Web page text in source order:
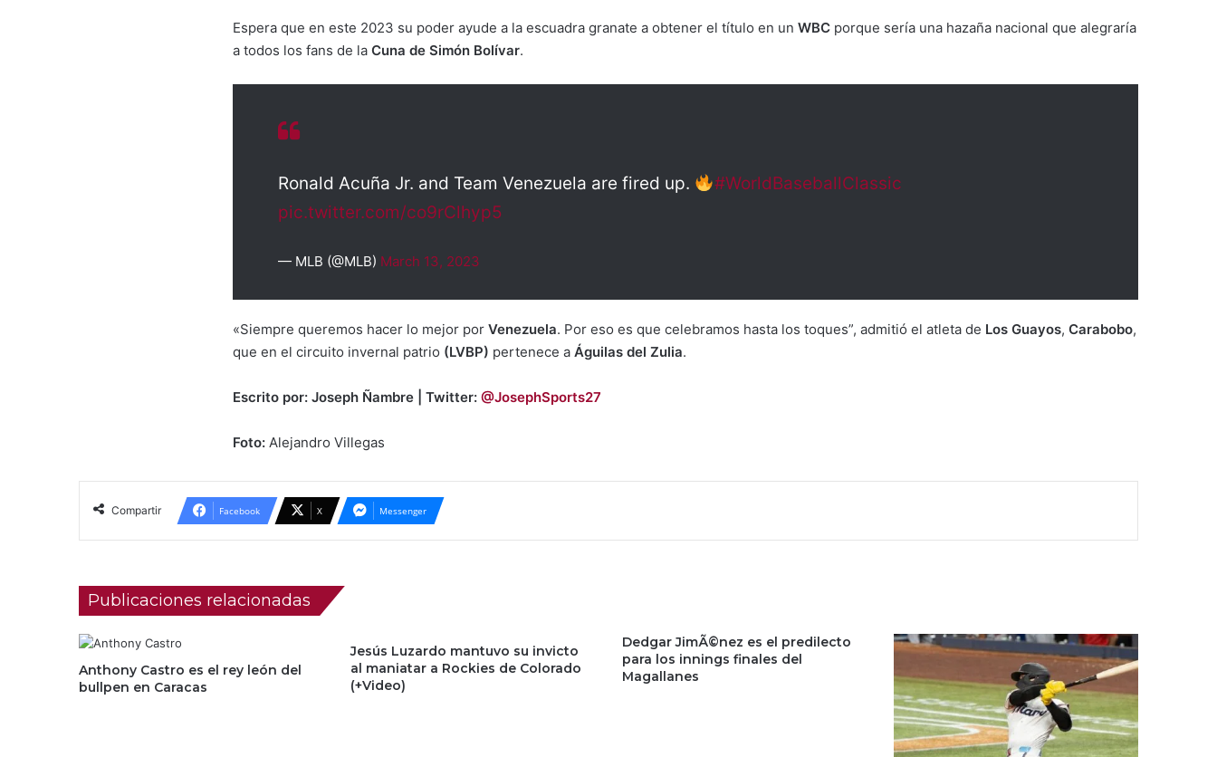
Espera que en este 2023 su poder ayude a la escuadra granate a obtener el título en un WBC porque sería una hazaña nacional que alegraría
a todos los fans de la Cuna de Simón Bolívar.
Ronald Acuña Jr. and Team Venezuela are fired up.
#WorldBaseballClassic
pic.twitter.com/co9rClhyp5
— MLB (@MLB) March 13, 2023
«Siempre queremos hacer lo mejor por Venezuela. Por eso es que celebramos hasta los toques”, admitió el atleta de Los Guayos, Carabobo,
que en el circuito invernal patrio (LVBP) pertenece a Águilas del Zulia.
Escrito por: Joseph Ñambre | Twitter: @JosephSports27
Foto: Alejandro Villegas
Compartir Facebook X Messenger
Publicaciones relacionadas
Anthony Castro es el rey león del
bullpen en Caracas
Jesús Luzardo mantuvo su invicto
al maniatar a Rockies de Colorado
(+Video)
Dedgar JimÃ©nez es el predilecto
para los innings finales del
Magallanes